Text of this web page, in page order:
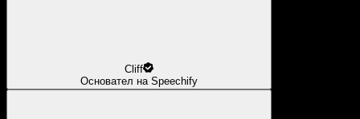
Cliff
Основател на Speechify